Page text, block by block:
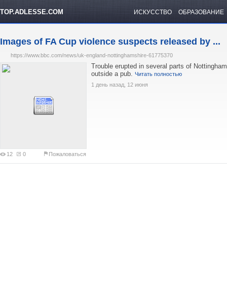
TOP.ADLESSE.COM ИСКУССТВО ОБРАЗОВАНИЕ
Images of FA Cup violence suspects released by ...
https://www.bbc.com/news/uk-england-nottinghamshire-61775370
12 0 Пожаловаться
Trouble erupted in several parts of
outside a pub. Читать полностью
1 день назад, 12 июня